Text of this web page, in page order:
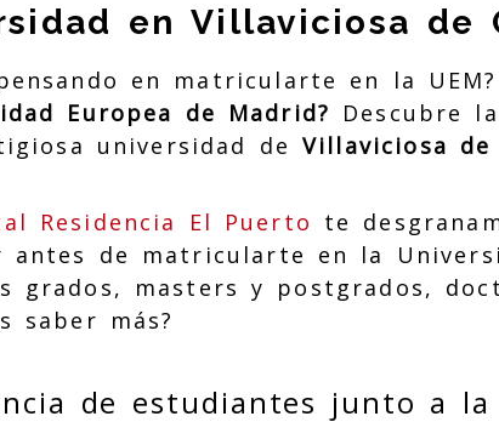
en Villaviciosa de
en matricularte en la UEM?
Europea de Madrid? Descubre
universidad de Villaviciosa de
Residencia El Puerto te
antes de matricularte en la
grados, masters y postgrados,
saber más?
de estudiantes junto a la